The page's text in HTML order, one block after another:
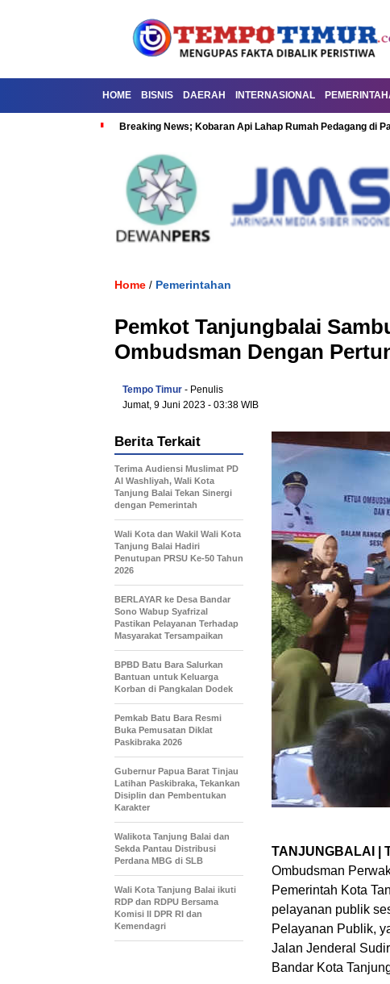
HOME BISNIS DAERAH INTERNASIONAL
Breaking News; Kobaran Api Lahap Rumah Pedagang di
Home / Pemerintahan
Pemkot Tanjungbalai
Ombudsman Dengan
Tempo Timur - Penulis
Jumat, 9 Juni 2023 - 03:38 WIB
TANJUNGBALAI |
Ombudsman
Pemerintah Kota
pelayanan publik
Pelayanan Publik,
Jalan Jenderal
Bandar Kota
Berita Terkait
Terima Audiensi Muslimat PD
Al Washliyah, Wali Kota
Tanjung Balai Tekan Sinergi
dengan Pemerintah
Wali Kota dan Wakil Wali Kota
Tanjung Balai Hadiri
Penutupan PRSU Ke-50 Tahun
2026
BERLAYAR ke Desa Bandar
Sono Wabup Syafrizal
Pastikan Pelayanan Terhadap
Masyarakat Tersampaikan
BPBD Batu Bara Salurkan
Bantuan untuk Keluarga
Korban di Pangkalan Dodek
Pemkab Batu Bara Resmi
Buka Pemusatan Diklat
Paskibraka 2026
Gubernur Papua Barat Tinjau
Latihan Paskibraka, Tekankan
Disiplin dan Pembentukan
Karakter
Walikota Tanjung Balai dan
Sekda Pantau Distribusi
Perdana MBG di SLB
Wali Kota Tanjung Balai ikuti
RDP dan RDPU Bersama
Komisi ll DPR RI dan
Kemendagri